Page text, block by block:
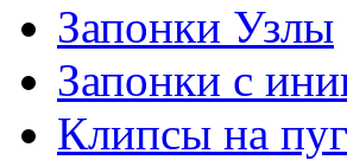
Запонки Узлы
Запонки с
Клипсы на